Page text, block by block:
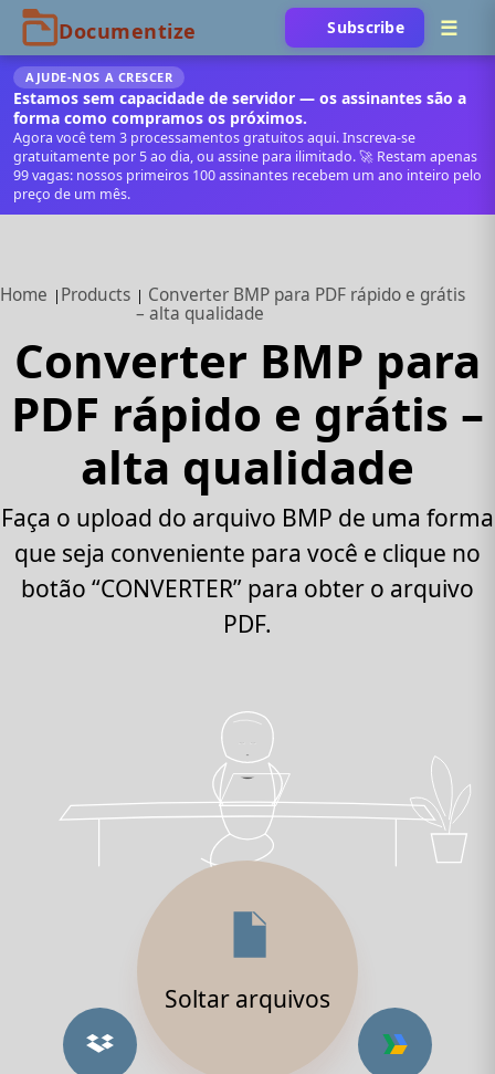
Subscribe
AJUDE‑NOS A CRESCER
Estamos sem capacidade de servidor — os assinantes são a
forma como compramos os próximos.
Agora você tem 3 processamentos gratuitos aqui. Inscreva‑se
gratuitamente por 5 ao dia, ou assine para ilimitado. 🚀 Restam apenas
99 vagas: nossos primeiros 100 assinantes recebem um ano inteiro pelo
preço de um mês.
Home Products
Converter BMP para PDF rápido e grátis
– alta qualidade
Converter BMP para
PDF rápido e grátis –
alta qualidade
Faça o upload do arquivo BMP de uma forma
que seja conveniente para você e clique no
botão “CONVERTER” para obter o arquivo
PDF.
Soltar arquivos